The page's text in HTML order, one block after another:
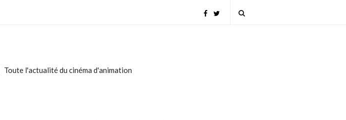
Toute l'actualité du cinéma d'animation